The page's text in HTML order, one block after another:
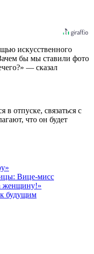
искусственного
бы мы ставили фото
— сказал
в отпуске, связаться с
что он будет
Вице-мисс
женщину!»
будущим